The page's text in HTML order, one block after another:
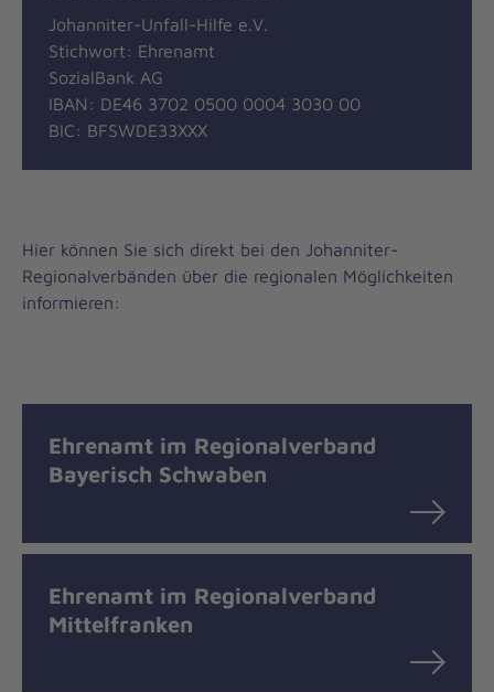
Johanniter-Unfall-Hilfe e.V.
Stichwort: Ehrenamt
SozialBank AG
IBAN: DE46 3702 0500 0004 3030 00
BIC: BFSWDE33XXX
Hier können Sie sich direkt bei den Johanniter-
Regionalverbänden über die regionalen Möglichkeiten
informieren:
Ehrenamt im Regionalverband
Bayerisch Schwaben
Ehrenamt im Regionalverband
Mittelfranken